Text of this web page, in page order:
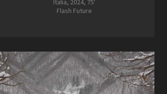
Italia, 2024, 75'
Flash Future